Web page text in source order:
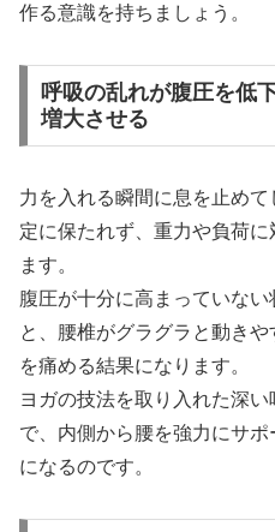
作る意識を持ちましょう。
呼吸の乱れが腹圧を低
増大させる
力を入れる瞬間に息を止め
定に保たれず、重力や負荷
ます。
腹圧が十分に高まっていな
と、腰椎がグラグラと動き
を痛める結果になります。
ヨガの技法を取り入れた深
で、内側から腰を強力にサ
になるのです。